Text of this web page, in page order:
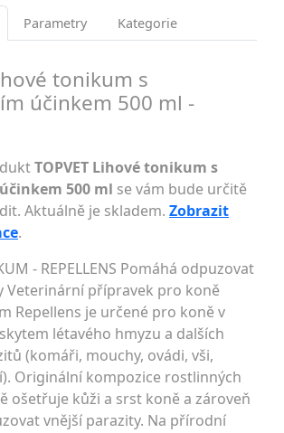
Parametry Kategorie
tonikum s
účinkem 500 ml -
TOPVET Lihové tonikum s
500 ml se vám bude určitě
Aktuálně je skladem. Zobrazit
.
- REPELLENS Pomáhá odpuzovat
Veterinární přípravek pro koně
Repellens je určené pro koně v
létavého hmyzu a dalších
(komáři, mouchy, ovádi, vši,
Originální kompozice rostlinných
ošetřuje kůži a srst koně a zároveň
vnější parazity. Na přírodní